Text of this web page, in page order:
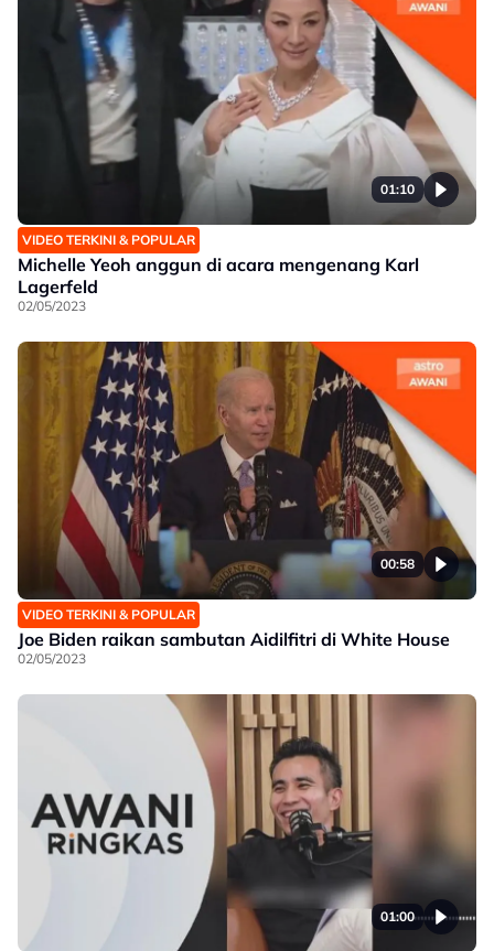
01:10
VIDEO TERKINI & POPULAR
Michelle Yeoh anggun di acara mengenang Karl
Lagerfeld
02/05/2023
00:58
VIDEO TERKINI & POPULAR
Joe Biden raikan sambutan Aidilfitri di White House
02/05/2023
01:00